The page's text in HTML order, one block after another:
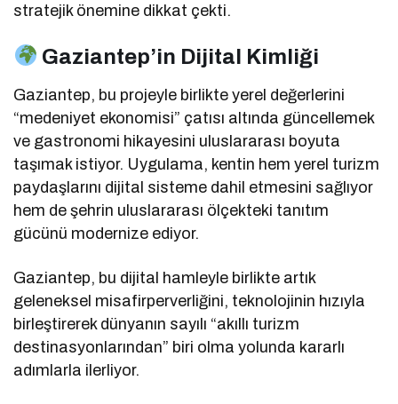
stratejik önemine dikkat çekti.
Gaziantep’in Dijital Kimliği
Gaziantep, bu projeyle birlikte yerel değerlerini
“medeniyet ekonomisi” çatısı altında güncellemek
ve gastronomi hikayesini uluslararası boyuta
taşımak istiyor. Uygulama, kentin hem yerel turizm
paydaşlarını dijital sisteme dahil etmesini sağlıyor
hem de şehrin uluslararası ölçekteki tanıtım
gücünü modernize ediyor.
Gaziantep, bu dijital hamleyle birlikte artık
geleneksel misafirperverliğini, teknolojinin hızıyla
birleştirerek dünyanın sayılı “akıllı turizm
destinasyonlarından” biri olma yolunda kararlı
adımlarla ilerliyor.